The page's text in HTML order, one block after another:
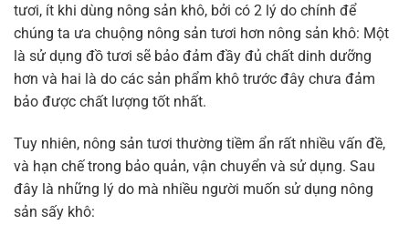
tươi, ít khi dùng nông sản khô, bởi có 2 lý do chính để
chúng ta ưa chuộng nông sản tươi hơn nông sản khô: Một
là sử dụng đồ tươi sẽ bảo đảm đầy đủ chất dinh dưỡng
hơn và hai là do các sản phẩm khô trước đây chưa đảm
bảo được chất lượng tốt nhất.
Tuy nhiên, nông sản tươi thường tiềm ẩn rất nhiều vấn đề,
và hạn chế trong bảo quản, vận chuyển và sử dụng. Sau
đây là những lý do mà nhiều người muốn sử dụng nông
sản sấy khô: